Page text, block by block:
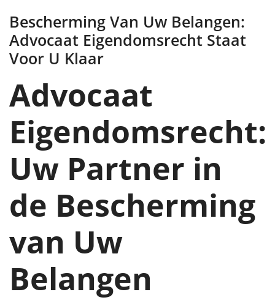
Bescherming Van Uw Belangen:
Advocaat Eigendomsrecht Staat
Voor U Klaar
Advocaat
Eigendomsrecht:
Uw Partner in
de Bescherming
van Uw
Belangen